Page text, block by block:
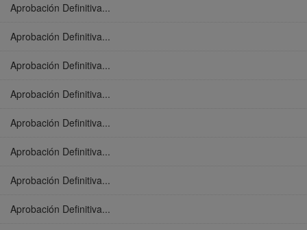
Aprobación Definitiva...
Aprobación Definitiva...
Aprobación Definitiva...
Aprobación Definitiva...
Aprobación Definitiva...
Aprobación Definitiva...
Aprobación Definitiva...
Aprobación Definitiva...